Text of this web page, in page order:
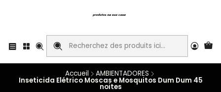
Accueil AMBIENTADORES
Inseticida Elétrico Moscas e Mosquitos Dum Dum 45
noites